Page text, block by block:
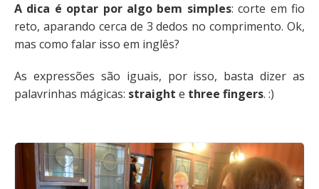
A dica é optar por algo bem simples: corte em fio
reto, aparando cerca de 3 dedos no comprimento. Ok,
mas como falar isso em inglês?
As expressões são iguais, por isso, basta dizer as
palavrinhas mágicas: straight e three fingers. :)